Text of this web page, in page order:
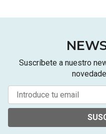
Suscríbete a nuestro